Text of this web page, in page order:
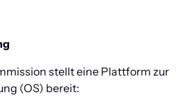
stellt eine Plattform zur
(OS) bereit: